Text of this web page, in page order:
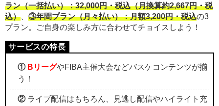
ラン（一括払い）：32,000円・税込（月換算約2,667円・税
込）、 ③年間プラン（月々払い）：月額3,200円・税込の3
プラン。ご自身の楽しみ方に合わせてチョイスしよう！
① BリーグやFIBA主催大会などバスケコンテンツが揃
う！
②ライブ配信はもちろん、見逃し配信やハイライト充